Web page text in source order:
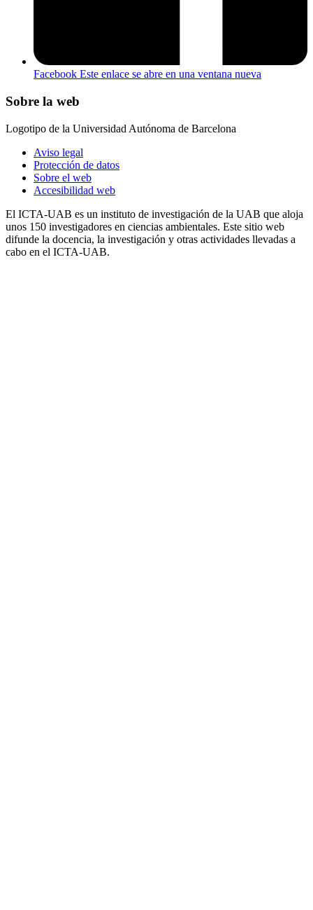
Facebook Este enlace se abre en una ventana nueva
Sobre la web
Logotipo de la Universidad Autónoma de Barcelona
Aviso legal
Protección de datos
Sobre el web
Accesibilidad web
El ICTA-UAB es un instituto de investigación de la UAB que aloja
unos 150 investigadores en ciencias ambientales. Este sitio web
difunde la docencia, la investigación y otras actividades llevadas a
cabo en el ICTA-UAB.